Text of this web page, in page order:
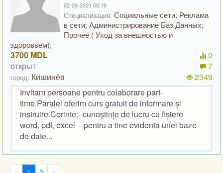
02-09-2021 08:19
Специализация: Социальные сети; Реклама
в сети; Администрирование Баз Данных;
Прочее ( Уход за внешностью и
здоровьем);
3700 MDL
открыт
город: Кишинёв
0
7
2349
Invitam persoane pentru colaborare part-
time.Paralel oferim curs gratuit de informare și
instruire.Cerinte:- cunoștințe de lucru cu fișiere
word, pdf, excel - pentru a tine evidenta unei baze
de date...